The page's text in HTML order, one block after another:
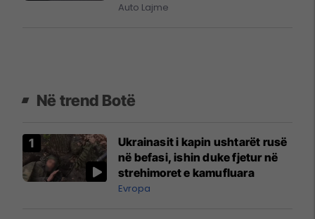
Auto Lajme
Në trend Botë
Ukrainasit i kapin ushtarët rusë
në befasi, ishin duke fjetur në
strehimoret e kamufluara
Evropa